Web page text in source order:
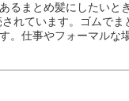
るまとめ髪にしたいと
れています。ゴムで
仕事やフォーマルな